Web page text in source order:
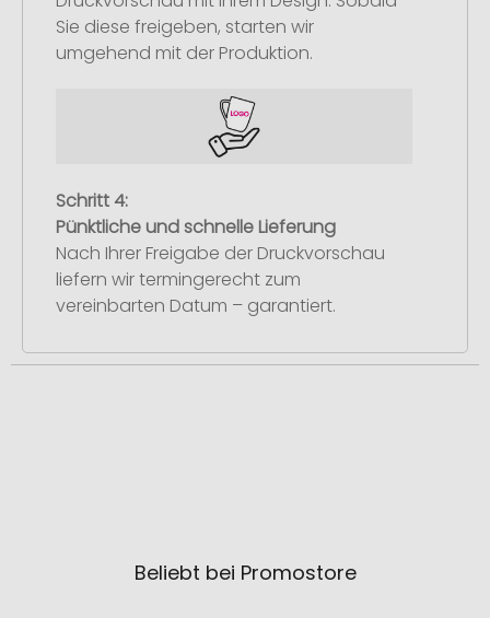
Sie diese freigeben, starten wir
umgehend mit der Produktion.
Schritt 4:
Pünktliche und schnelle Lieferung
Nach Ihrer Freigabe der Druckvorschau
liefern wir termingerecht zum
vereinbarten Datum – garantiert.
Beliebt bei Promostore